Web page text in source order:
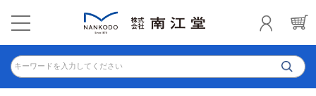
キーワードを入力してください